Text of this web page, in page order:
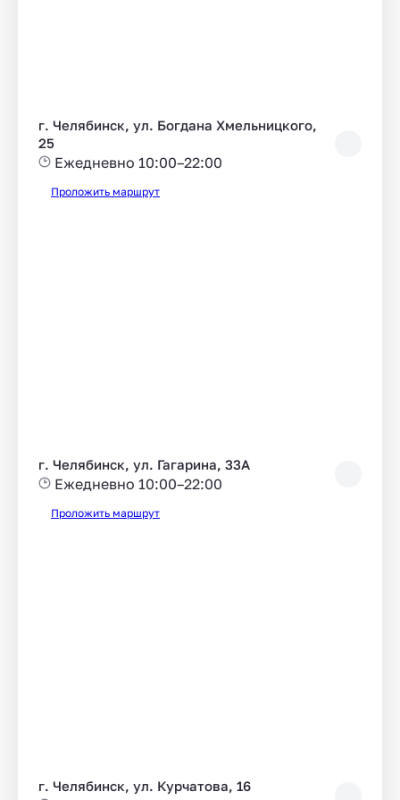
г. Челябинск, ул. Богдана Хмельницкого,
25
Ежедневно 10:00–22:00
Проложить маршрут
г. Челябинск, ул. Гагарина, 33А
Ежедневно 10:00–22:00
Проложить маршрут
г. Челябинск, ул. Курчатова, 16